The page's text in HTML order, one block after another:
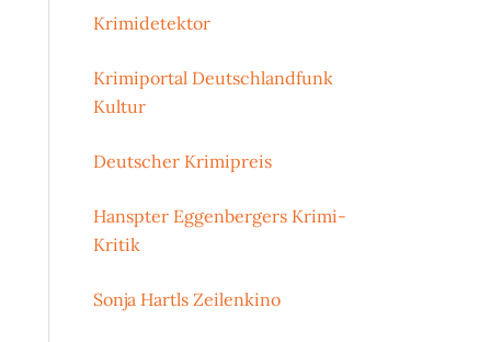
Krimidetektor
Krimiportal Deutschlandfunk
Kultur
Deutscher Krimipreis
Hanspter Eggenbergers Krimi-
Kritik
Sonja Hartls Zeilenkino